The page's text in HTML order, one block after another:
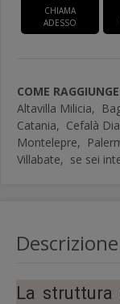
CHIAMA
ADESSO
COME
Altavilla Milicia,
Catania, Cefalà
Montelepre,
Villabate, se sei
Descrizione
La struttura